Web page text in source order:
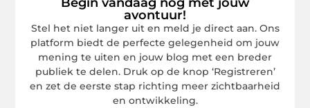
avontuur!
Stel het niet langer uit en meld je direct aan. Ons
platform biedt de perfecte gelegenheid om jouw
mening te uiten en jouw blog met een breder
publiek te delen. Druk op de knop ‘Registreren’
en zet de eerste stap richting meer zichtbaarheid
en ontwikkeling.